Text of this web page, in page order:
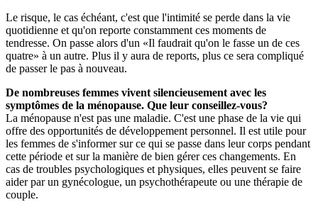
Le risque, le cas échéant, c'est que l'intimité se perde dans la vie
quotidienne et qu'on reporte constamment ces moments de
tendresse. On passe alors d'un «Il faudrait qu'on le fasse un de ces
quatre» à un autre. Plus il y aura de reports, plus ce sera compliqué
de passer le pas à nouveau.
De nombreuses femmes vivent silencieusement avec les
symptômes de la ménopause. Que leur conseillez-vous?
La ménopause n'est pas une maladie. C'est une phase de la vie qui
offre des opportunités de développement personnel. Il est utile pour
les femmes de s'informer sur ce qui se passe dans leur corps pendant
cette période et sur la manière de bien gérer ces changements. En
cas de troubles psychologiques et physiques, elles peuvent se faire
aider par un gynécologue, un psychothérapeute ou une thérapie de
couple.